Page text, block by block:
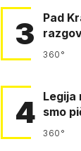
3
Pad
360°
4 Legija
smo
360°